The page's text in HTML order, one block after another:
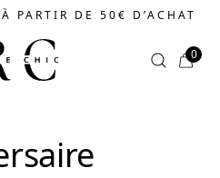
PARTIR DE 50€ D’ACHAT
0